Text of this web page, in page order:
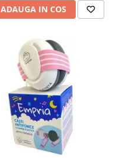
ADAUGA IN COS